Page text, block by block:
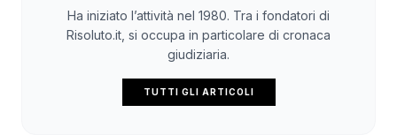
Ha iniziato l’attività nel 1980. Tra i fondatori di
Risoluto.it, si occupa in particolare di cronaca
giudiziaria.
TUTTI GLI ARTICOLI